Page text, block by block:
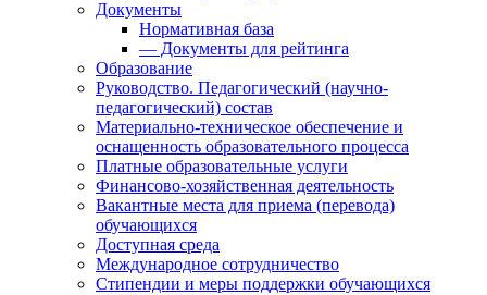
Документы
Нормативная база
— Документы для рейтинга
Образование
Руководство. Педагогический (научно-
педагогический) состав
Материально-техническое обеспечение и
оснащенность образовательного процесса
Платные образовательные услуги
Финансово-хозяйственная деятельность
Вакантные места для приема (перевода)
обучающихся
Доступная среда
Международное сотрудничество
Стипендии и меры поддержки обучающихся